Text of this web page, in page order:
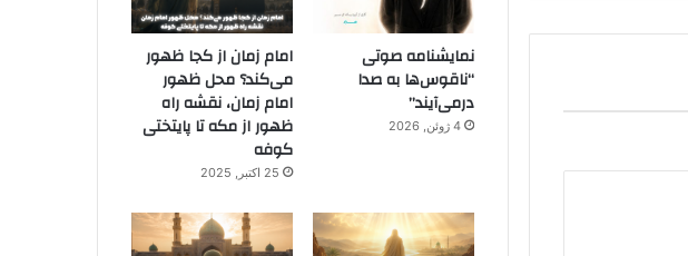
نمایشنامه صوتی
“ناقوس‌ها به صدا
در‌می‌آیند”
4 ژوئن, 2026
امام زمان از کجا ظهور
می‌کند؟ محل ظهور
امام زمان، نقشه راه
ظهور از مکه تا پایتختی
کوفه
25 اکتبر, 2025